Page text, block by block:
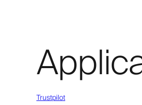
Trustpilot